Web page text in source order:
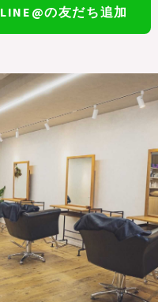
LINE@の友だち追加